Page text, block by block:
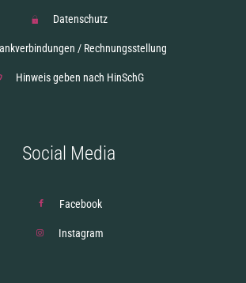
Datenschutz
/ Rechnungsstellung
Hinweis geben nach HinSchG
Social Media
Facebook
Instagram